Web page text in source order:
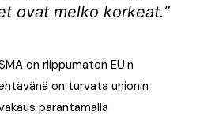
ovat melko korkeat.”
on riippumaton EU:n
on turvata unionin
parantamalla